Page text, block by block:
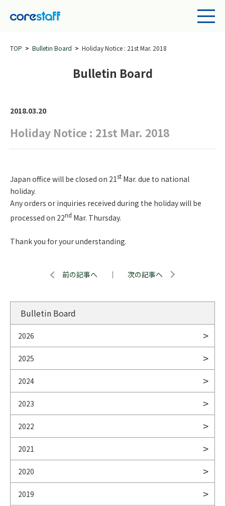
TOP Bulletin Board Holiday Notice : 21st Mar. 2018
Bulletin Board
2018.03.20
Holiday Notice : 21st Mar. 2018
Japan office will be closed on 21st Mar. due to national
holiday.
Any orders or inquiries received during the holiday will be
processed on 22nd Mar. Thursday.
Thank you for your understanding.
前の記事へ ｜ 次の記事へ
Bulletin Board
2026
2025
2024
2023
2022
2021
2020
2019